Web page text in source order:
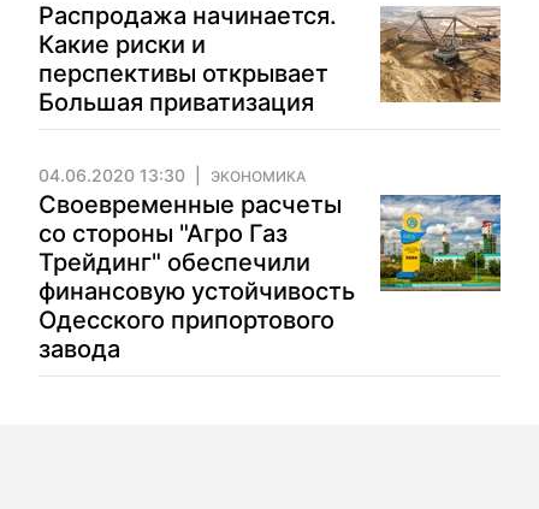
Распродажа начинается.
Какие риски и
перспективы открывает
Большая приватизация
04.06.2020 13:30 ЭКОНОМИКА
Своевременные расчеты
со стороны "Агро Газ
Трейдинг" обеспечили
финансовую устойчивость
Одесского припортового
завода